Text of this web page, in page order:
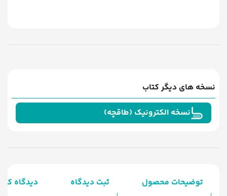
نسخه های دیگر کتاب
نسخه الکترونیک (طاقچه)
توضیحات محصول ثبت دیدگاه دیدگاه